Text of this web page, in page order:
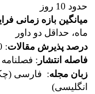
حدود 10 روز
میانگین بازه زمانی
ماه، حداقل دو داور
درصد پذیرش مقالات: 20 درصد
فاصله انتشار : فصلنامه
زبان مجله: فارسی
انگلیسی)